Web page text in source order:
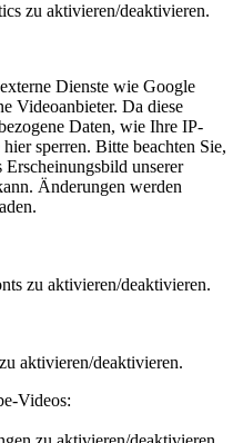
zu aktivieren/deaktivieren.
Dienste wie Google
Videoanbieter. Da diese
Daten, wie Ihre IP-
sperren. Bitte beachten Sie,
Erscheinungsbild unserer
Änderungen werden
zu aktivieren/deaktivieren.
aktivieren/deaktivieren.
Videos: